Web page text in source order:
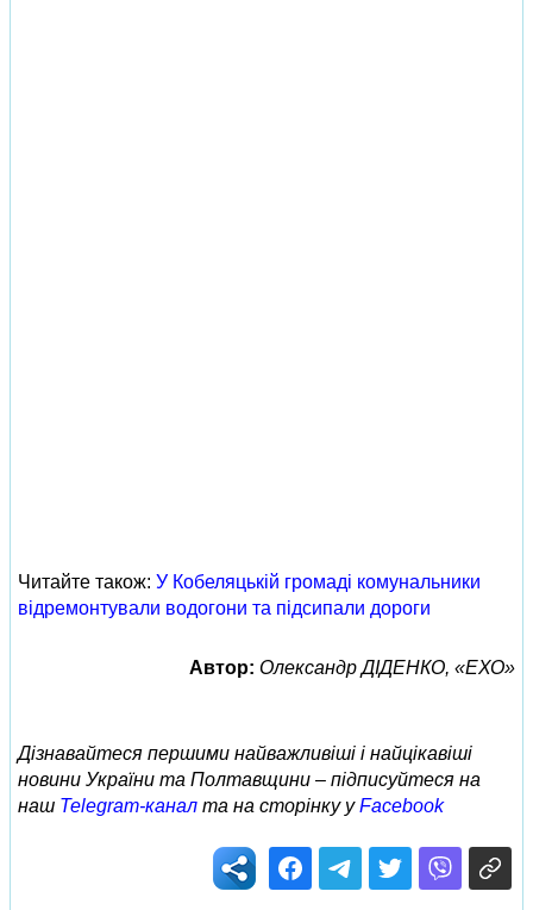
Читайте також: У Кобеляцькій громаді комунальники
відремонтували водогони та підсипали дороги
Автор: Олександр ДІДЕНКО, «ЕХО»
Дізнавайтеся першими найважливіші і найцікавіші
новини України та Полтавщини – підписуйтеся на
наш Telegram-канал та на сторінку уFacebook